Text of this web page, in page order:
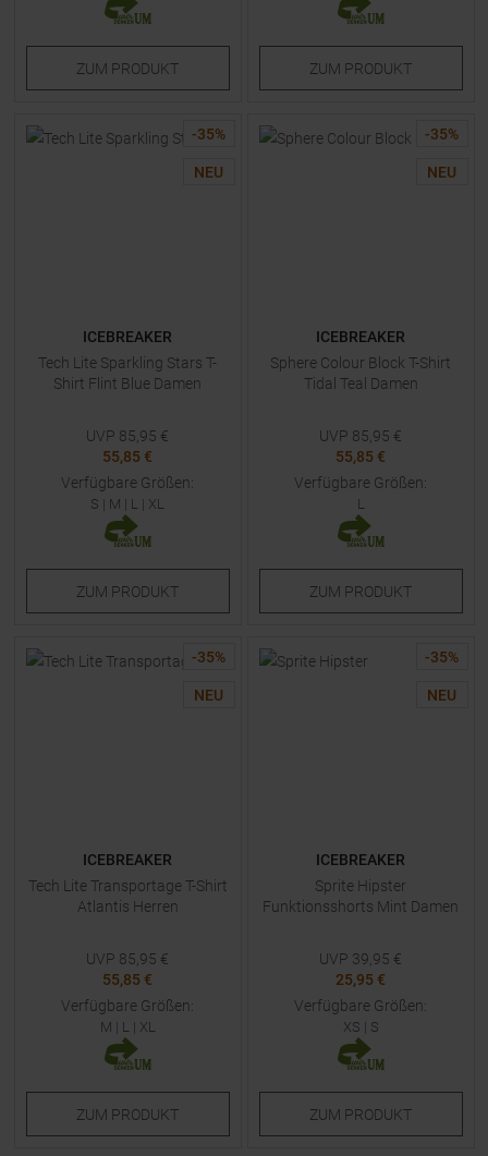
ZUM PRODUKT ZUM PRODUKT
-35%
NEU
ICEBREAKER
Tech Lite Sparkling Stars T-
Shirt Flint Blue Damen
UVP 85,95 €
55,85 €
Verfügbare Größen:
S | M | L | XL
ZUM PRODUKT
-35%
NEU
ICEBREAKER
Sphere Colour Block T-Shirt
Tidal Teal Damen
UVP 85,95 €
55,85 €
Verfügbare Größen:
L
ZUM PRODUKT
-35%
NEU
ICEBREAKER
Tech Lite Transportage T-Shirt
Atlantis Herren
UVP 85,95 €
55,85 €
Verfügbare Größen:
M | L | XL
ZUM PRODUKT
-35%
NEU
ICEBREAKER
Sprite Hipster
Funktionsshorts Mint Damen
UVP 39,95 €
25,95 €
Verfügbare Größen:
XS | S
ZUM PRODUKT